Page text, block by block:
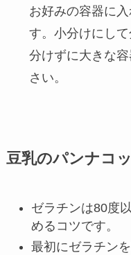
お好みの容器に
す。小分けにして
分けずに大きな
さい。
豆乳のパンナコ
ゼラチンは80度
めるコツです。
最初にゼラチン